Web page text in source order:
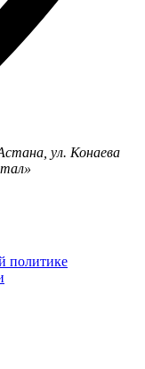
ул. Конаева
политике